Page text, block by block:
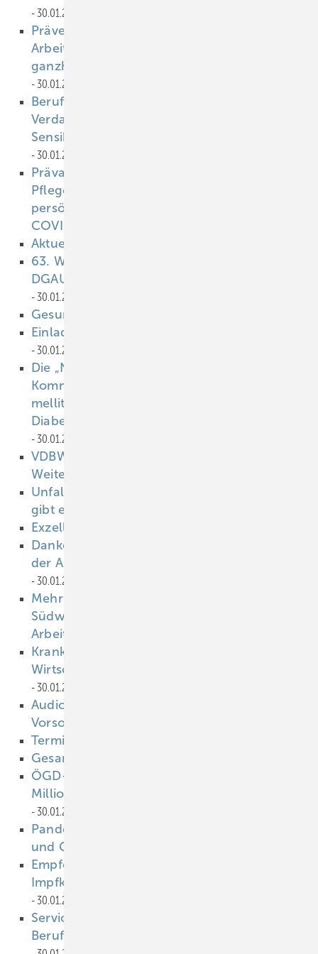
30.01.2023
Prävention am Arbeitsplatz: Neue
Arbeitsmedizinische Regel rückt die
ganzheitliche Vorsorge in den Fokus
30.01.2023
Berufsbedingte Kontakturtikaria und
Verdacht auf allergische Rhinitis durch
Sensibilisierung gegen Cannabis sativa
30.01.2023
Prävalenz von Hautirritationen bei
Pflegekräften durch das Verwenden von
persönlicher Schutz­ausrüstung während der
COVID-19-Pandemie
Aktuelles aus der Arbeitsmedizin
63. Wissenschaftliche Jahrestagung der
DGAUM – die Kongresshighlights
30.01.2023
Gesund arbeiten in Thüringen
Einladung zur Mitgliederversammlung
30.01.2023
Die „Nationale Aufklärungs- und
Kommunikationsstrategie zu Diabetes
mellitus“ für eine stärkere
Diabetesprävention in Deutschland
30.01.2023
VDBW-Webmeeting „Arbeitsmedizin für
Weiterzubildende“
Unfallversicherung und Arbeitsschutz: Was
gibt es Neues 2023?
Exzellente Kundenbetreuung
Danke für wunderbare 20 Jahre im Dienste
der Arbeits- und Verkehrsmedizin
30.01.2023
Mehr Beweglichkeit im Arbeitsalltag –
Südwestmetall verleiht „Award
Arbeitsmedizin 2023“
Krankentage differieren stark nach
Wirtschafts- und Berufsgruppen
30.01.2023
Audiometrie in der arbeitsmedizinischen
Vorsorge
Termine
Gesamt-PDF 02-2023
ÖGD-Pakt: Saarland erhält Fördermittel in
Millionenhöhe zur Digitalisierung
30.01.2023
Pandemie führte zu Anstieg bei Internet-
und Gamingsucht
Empfehlungen der Ständigen
Impfkommission 2023 veröffentlicht
30.01.2023
Serviceportal erleichtert Meldung an die
Berufsgenossenschaften und Unfallkassen